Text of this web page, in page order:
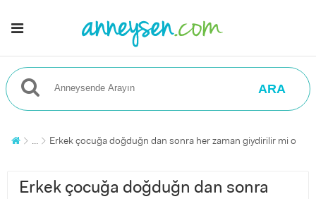
ARA
... Erkek çocuğa doğduğn dan sonra her zaman giydirilir mi o
Erkek çocuğa doğduğn dan sonra